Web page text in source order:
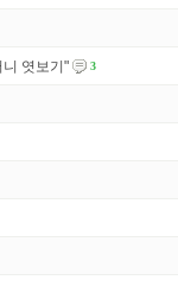
엿보기" 3